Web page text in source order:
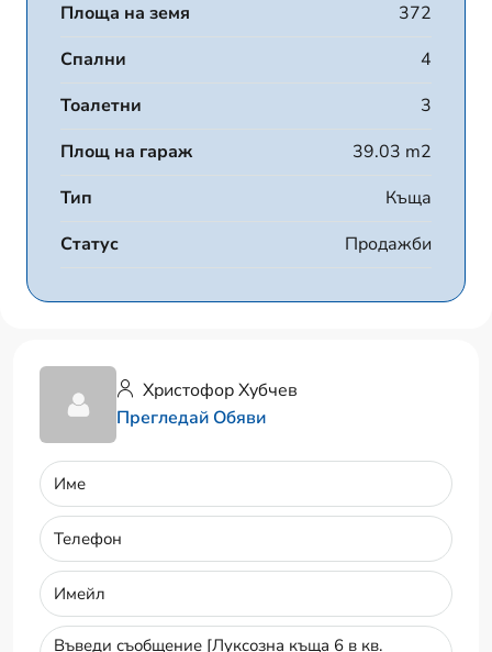
Площа на земя
372
Спални
4
Тоалетни
3
Площ на гараж
39.03 m2
Тип
Къща
Статус
Продажби
Христофор Хубчев
Прегледай Обяви